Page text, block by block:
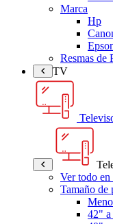
Marca
Hp
Resmas de
TV
Ver todo en
Tamaño de
42"